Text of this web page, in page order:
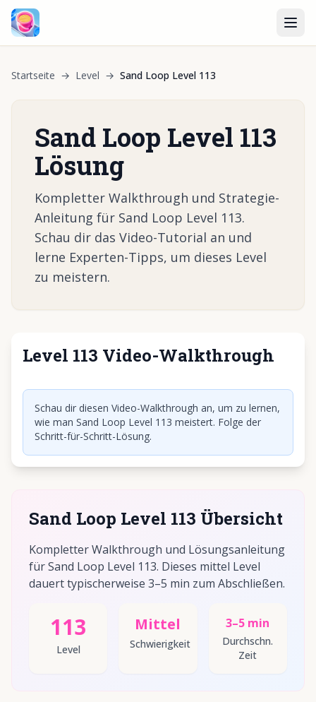
Startseite → Level → Sand Loop Level 113
Sand Loop Level 113
Lösung
Kompletter Walkthrough und Strategie-
Anleitung für Sand Loop Level 113.
Schau dir das Video-Tutorial an und
lerne Experten-Tipps, um dieses Level
zu meistern.
Level 113 Video-Walkthrough
Klicken, um Video abzuspielen
Schau dir diesen Video-Walkthrough an, um zu lernen,
wie man Sand Loop Level 113 meistert. Folge der
Schritt-für-Schritt-Lösung.
Sand Loop Level 113 Übersicht
Kompletter Walkthrough und Lösungsanleitung
für Sand Loop Level 113. Dieses mittel Level
dauert typischerweise 3–5 min zum Abschließen.
113
Level
Mittel
Schwierigkeit
3–5 min
Durchschn.
Zeit